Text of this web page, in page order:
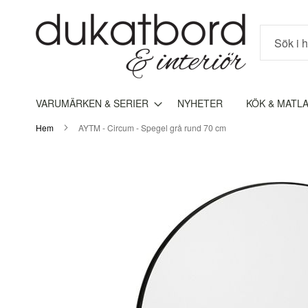
Sök
VARUMÄRKEN & SERIER NYHETER KÖK &
Hem AYTM - Circum - Spegel grå rund 70 cm